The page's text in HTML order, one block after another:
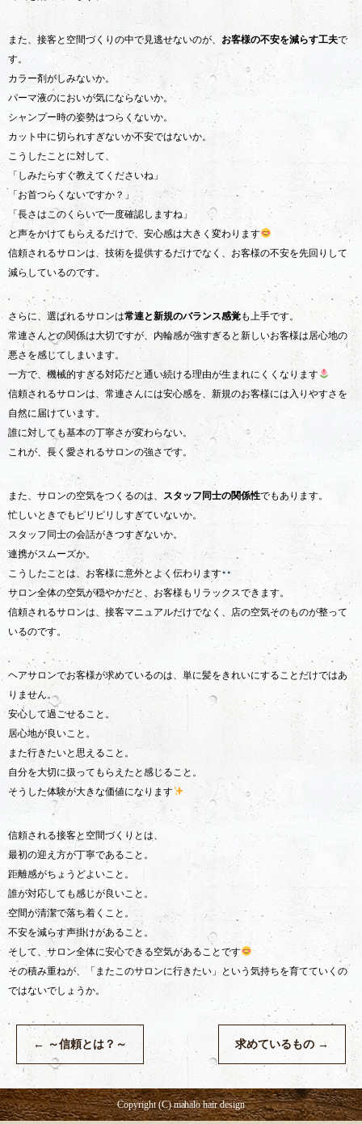
また、接客と空間づくりの中で見逃せないのが、 お客様の不安を減らす工夫で
す。
カラー剤がしみないか。
パーマ液のにおいが気にならないか。
シャンプー時の姿勢はつらくないか。
カット中に切られすぎないか不安ではないか。
こうしたことに対して、
「しみたらすぐ教えてくださいね」
「お首つらくないですか？」
「長さはこのくらいで一度確認しますね」
と声をかけてもらえるだけで、安心感は大きく変わります
信頼されるサロンは、技術を提供するだけでなく、お客様の不安を先回りして
減らしているのです。
さらに、選ばれるサロンは常連と新規のバランス感覚も上手です。
常連さんとの関係は大切ですが、内輪感が強すぎると新しいお客様は居心地の
悪さを感じてしまいます。
一方で、機械的すぎる対応だと通い続ける理由が生まれにくくなります
信頼されるサロンは、常連さんには安心感を、新規のお客様には入りやすさを
自然に届けています。
誰に対しても基本の丁寧さが変わらない。
これが、長く愛されるサロンの強さです。
また、サロンの空気をつくるのは、 スタッフ同士の関係性でもあります。
忙しいときでもピリピリしすぎていないか。
スタッフ同士の会話がきつすぎないか。
連携がスムーズか。
こうしたことは、お客様に意外とよく伝わります
サロン全体の空気が穏やかだと、お客様もリラックスできます。
信頼されるサロンは、接客マニュアルだけでなく、店の空気そのものが整って
いるのです。
ヘアサロンでお客様が求めているのは、単に髪をきれいにすることだけではあ
りません。
安心して過ごせること。
居心地が良いこと。
また行きたいと思えること。
自分を大切に扱ってもらえたと感じること。
そうした体験が大きな価値になります
信頼される接客と空間づくりとは、
最初の迎え方が丁寧であること。
距離感がちょうどよいこと。
誰が対応しても感じが良いこと。
空間が清潔で落ち着くこと。
不安を減らす声掛けがあること。
そして、サロン全体に安心できる空気があることです
その積み重ねが、「またこのサロンに行きたい」という気持ちを育てていくの
ではないでしょうか。
← ～信頼とは？～ 求めているもの →
Copyright (C) mahalo hair design